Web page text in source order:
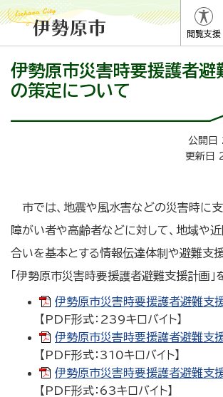
閲覧支援
伊勢原市災害時要援護者避
の策定について
公開
更新日
市では、地震や風水害などの災害時に
障がい者や高齢者などに対して、地域や
合いを基本とする情報伝達体制や避難支
「伊勢原市災害時要援護者避難支援計画」
伊勢原市災害時要援護者避難支援
【PDF形式：239キロバイト】
伊勢原市災害時要援護者避難支援
【PDF形式：310キロバイト】
伊勢原市災害時要援護者避難支援
【PDF形式：63キロバイト】